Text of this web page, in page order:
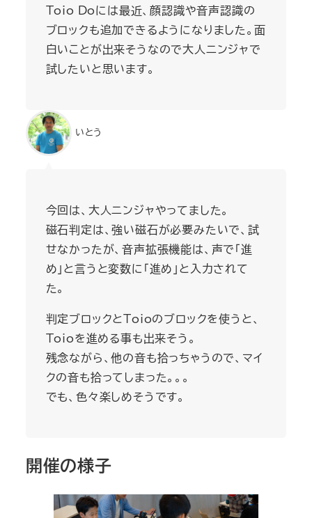
Toio Doには最近、顔認識や音声認識の
ブロックも追加できるようになりました。面
白いことが出来そうなので大人ニンジャで
試したいと思います。
いとう
今回は、大人ニンジャやってました。
磁石判定は、強い磁石が必要みたいで、試
せなかったが、音声拡張機能は、声で「進
め」と言うと変数に「進め」と入力されて
た。
判定ブロックとToioのブロックを使うと、
Toioを進める事も出来そう。
残念ながら、他の音も拾っちゃうので、マイ
クの音も拾ってしまった。。。
でも、色々楽しめそうです。
開催の様子